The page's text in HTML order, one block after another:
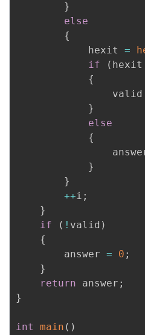
}
else
{
            hexit
=
if
( hexit
{
                valid
}
else
{
}
}
++i ;
}
if
( ! valid )
{
        answer
= 0 ;
}
return answer ;
}
int main ( )